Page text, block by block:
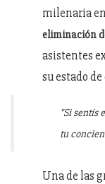
milenaria
eliminación
asistentes
su estado
"Si sentís
tu
Una de las